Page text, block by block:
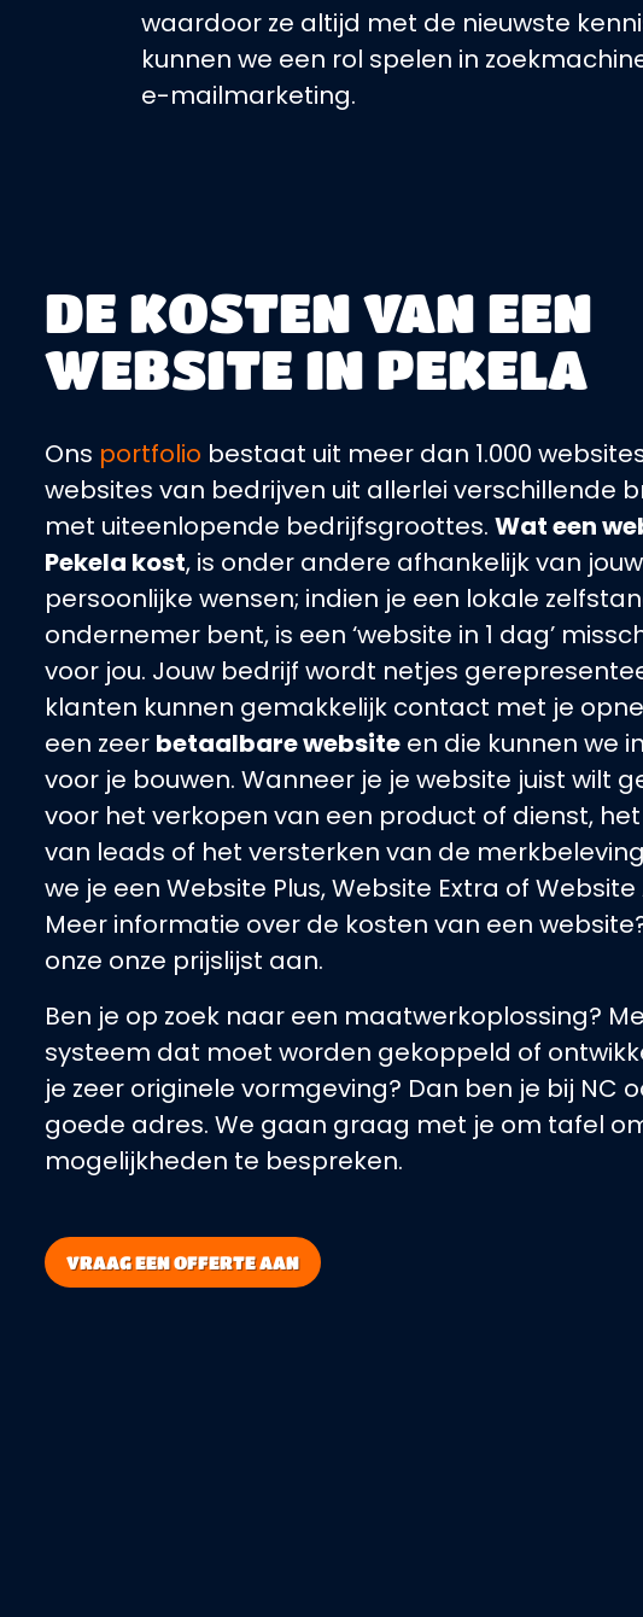
waardoor ze altijd met de nieuwste
kunnen we een rol spelen in
e-mailmarketing.
DE KOSTEN VAN EEN
WEBSITE IN PEKELA
Ons portfolio bestaat uit meer dan 1.000
websites van bedrijven uit allerlei verschillende
met uiteenlopende bedrijfsgroottes. Wat een
Pekela kost, is onder andere afhankelijk van jouw
persoonlijke wensen; indien je een lokale
ondernemer bent, is een ‘website in 1 dag’
voor jou. Jouw bedrijf wordt netjes
klanten kunnen gemakkelijk contact met je
een zeer betaalbare website en die kunnen we
voor je bouwen. Wanneer je je website juist wilt
voor het verkopen van een product of dienst,
van leads of het versterken van de
we je een Website Plus, Website Extra of
Meer informatie over de kosten van een
onze onze prijslijst aan.
Ben je op zoek naar een maatwerkoplossing?
systeem dat moet worden gekoppeld of
je zeer originele vormgeving? Dan ben je bij NC
goede adres. We gaan graag met je om tafel
mogelijkheden te bespreken.
VRAAG EEN OFFERTE AAN